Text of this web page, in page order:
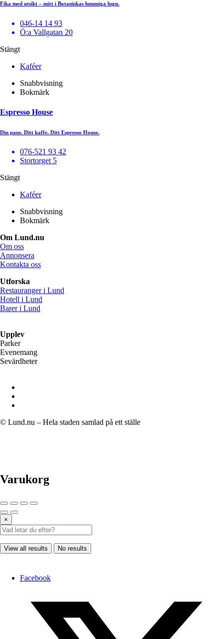
Fika med utsikt – mitt i Botaniskas lummiga lugn.
046-14 14 93
Ö:a Vallgatan 20
Stängt
Kaféer
Snabbvisning
Bokmärk
Espresso House
Din paus. Ditt kaffe. Ditt Espresso House.
076-521 93 42
Stortorget 5
Stängt
Kaféer
Snabbvisning
Bokmärk
Om Lund.nu
Om oss
Annonsera
Kontakta oss
Utforska
Restauranger i Lund
Hotell i Lund
Barer i Lund
Upplev
Parker
Evenemang
Sevärdheter
© Lund.nu – Hela staden samlad på ett ställe
Varukorg
×
View all results No results
Facebook